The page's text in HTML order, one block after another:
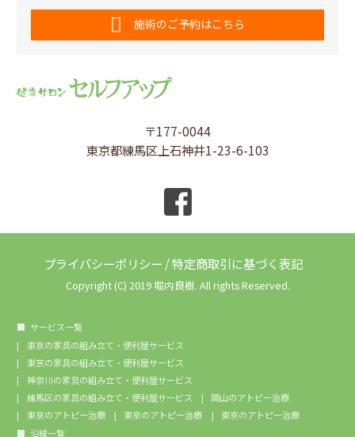
〒177-0044
東京都練馬区上石神井1-23-6-103
施術のご予約はこちら
プライバシーポリシー /特定商取引に基づく表記
Copyright (C) 2019 堀内良樹. All rights Reserved.
サービス一覧
東京の家具の組み立て・便利屋サービス
東京の家具の組み立て・便利屋サービス
神奈川の家具の組み立て・便利屋サービス
練馬区の家具の組み立て・便利屋サービス
岡山のアトピー治療
東京のアトピー治療
東京のアトピー治療
東京のアトピー治療
沿線一覧